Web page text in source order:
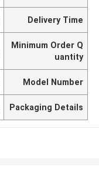
Delivery Time
Minimum Order Q
uantity
Model Number
Packaging Details